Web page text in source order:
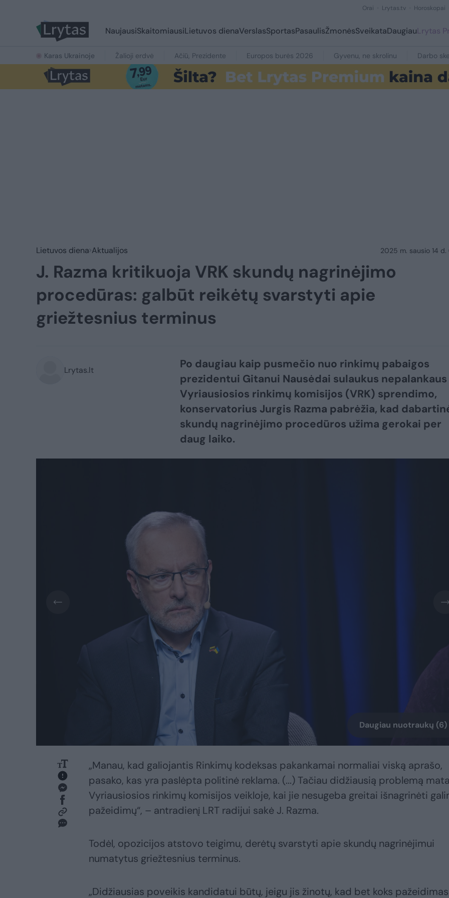
Orai Lrytas.tv Horoskopai
NaujausiSkaitomiausiLietuvos dienaVerslasSportasPasaulisŽmonėsSveikataDaugiauLrytas
Karas Ukrainoje Žalioji erdvė Ačiū, Prezidente Europos burės 2026 Gyvenu, ne skrolinu Darbo
Lietuvos diena Aktualijos 2025 m. sausio 14 d.
J. Razma kritikuoja VRK skundų nagrinėjimo
procedūras: galbūt reikėtų svarstyti apie
griežtesnius terminus
Lrytas.lt
Po daugiau kaip pusmečio nuo rinkimų pabaigos
prezidentui Gitanui Nausėdai sulaukus nepalankaus
Vyriausiosios rinkimų komisijos (VRK) sprendimo,
konservatorius Jurgis Razma pabrėžia, kad
skundų nagrinėjimo procedūros užima gerokai per
daug laiko.
Daugiau nuotraukų (6)
„Manau, kad galiojantis Rinkimų kodeksas pakankamai normaliai viską aprašo,
pasako, kas yra paslėpta politinė reklama. (...) Tačiau didžiausią problemą
Vyriausiosios rinkimų komisijos veikloje, kai jie nesugeba greitai išnagrinėti
pažeidimų“, – antradienį LRT radijui sakė J. Razma.
Todėl, opozicijos atstovo teigimu, derėtų svarstyti apie skundų nagrinėjimui
numatytus griežtesnius terminus.
„Didžiausias poveikis kandidatui būtų, jeigu jis žinotų, kad bet koks pažeidimas